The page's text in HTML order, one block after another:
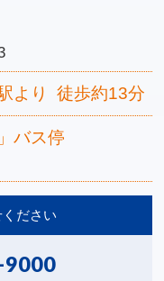
駅より徒歩約13分
バス停
ださい